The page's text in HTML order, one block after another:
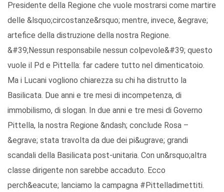
Presidente della Regione che vuole mostrarsi come martire
delle &lsquo;circostanze&rsquo; mentre, invece, &egrave;
artefice della distruzione della nostra Regione.
&#39;Nessun responsabile nessun colpevole&#39; questo
vuole il Pd e Pittella: far cadere tutto nel dimenticatoio.
Ma i Lucani vogliono chiarezza su chi ha distrutto la
Basilicata. Due anni e tre mesi di incompetenza, di
immobilismo, di slogan. In due anni e tre mesi di Governo
Pittella, la nostra Regione &ndash; conclude Rosa –
&egrave; stata travolta da due dei pi&ugrave; grandi
scandali della Basilicata post-unitaria. Con un&rsquo;altra
classe dirigente non sarebbe accaduto. Ecco
perch&eacute; lanciamo la campagna #Pittelladimettiti.